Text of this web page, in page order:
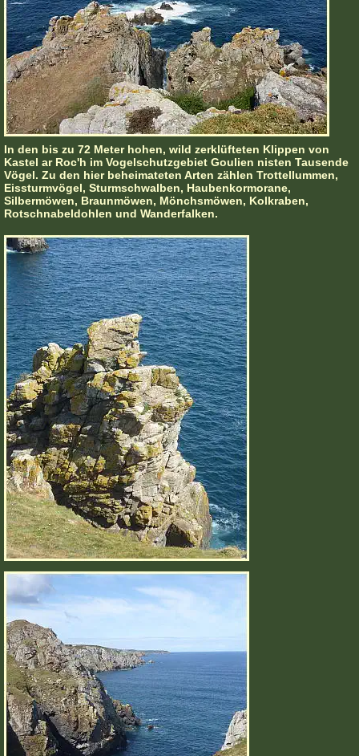
In den bis zu 72 Meter hohen, wild zerklüfteten Klippen von
Kastel ar Roc'h im Vogelschutzgebiet Goulien nisten Tausende
Vögel. Zu den hier beheimateten Arten zählen Trottellummen,
Eissturmvögel, Sturmschwalben, Haubenkormorane,
Silbermöwen, Braunmöwen, Mönchsmöwen, Kolkraben,
Rotschnabeldohlen und Wanderfalken.